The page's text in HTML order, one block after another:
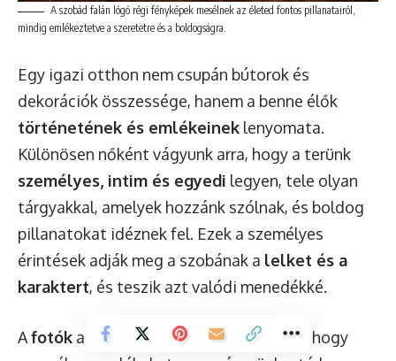
A szobád falán lógó régi fényképek mesélnek az életed fontos pillanatairól,
mindig emlékeztetve a szeretetre és a boldogságra.
Egy igazi otthon nem csupán bútorok és
dekorációk összessége, hanem a benne élők
történetének és emlékeinek lenyomata.
Különösen nőként vágyunk arra, hogy a terünk
személyes, intim és egyedi legyen, tele olyan
tárgyakkal, amelyek hozzánk szólnak, és boldog
pillanatokat idéznek fel. Ezek a személyes
érintések adják meg a szobának a lelket és a
karaktert, és teszik azt valódi menedékké.
Afotók a legközvetlenebb módja annak, hogy